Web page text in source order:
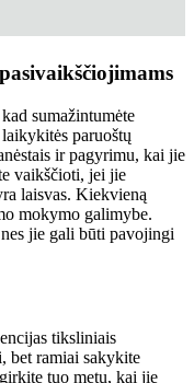
sumažintumėte
paruoštų
ir pagyrimu, kai jie
vaikščioti, jei jie
laisvas. Kiekvieną
mokymo galimybe.
jie gali būti pavojingi
tiksliniais
bet ramiai sakykite
tuo metu, kai jie